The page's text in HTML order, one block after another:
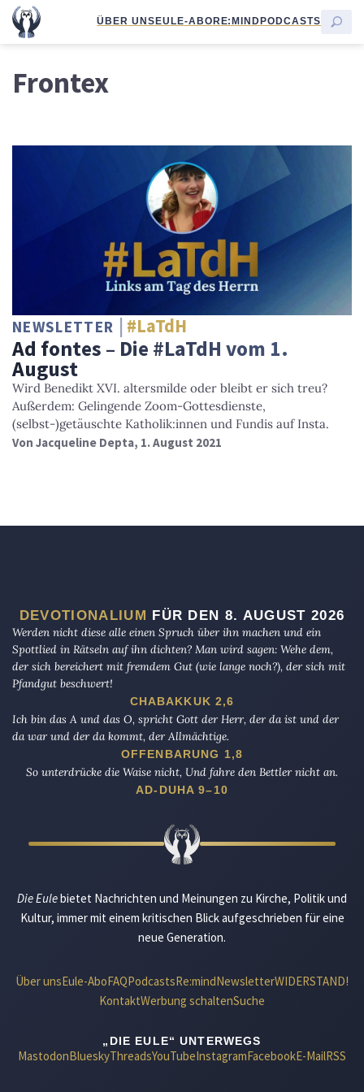
ÜBER UNSEULE-ABORE:MINDPODCASTS
Frontex
NEWSLETTER #LaTdH
Ad fontes – Die #LaTdH vom 1.
August
Wird Benedikt XVI. altersmilde oder bleibt er sich treu?
Außerdem: Gelingende Zoom-Gottesdienste,
(selbst-)getäuschte Katholik:innen und Fundis auf Insta.
Von Jacqueline Depta, 1. August 2021
DEVOTIONALIUM FÜR DEN 8. AUGUST 2026
Werden nicht diese alle einen Spruch über ihn machen und ein
Spottlied in Rätseln auf ihn dichten? Man wird sagen: Wehe dem,
der sich bereichert mit fremdem Gut (wie lange noch?), der sich mit
Pfandgut beschwert!
CHABAKKUK 2,6
Ich bin das A und das O, spricht Gott der Herr, der da ist und der
da war und der da kommt, der Allmächtige.
OFFENBARUNG 1,8
So unterdrücke die Waise nicht, Und fahre den Bettler nicht an.
AD-DUHA 9–10
Die Eulebietet Nachrichten und Meinungen zu Kirche, Politik und
Kultur, immer mit einem kritischen Blick aufgeschrieben für eine
neue Generation.
Über unsEule-AboFAQPodcastsRe:mindNewsletterWIDERSTAND!
KontaktWerbung schaltenSuche
„DIE EULE“ UNTERWEGS
MastodonBlueskyThreadsYouTubeInstagramFacebookE-MailRSS